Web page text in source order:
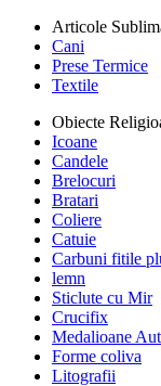
Articole
Cani
Prese Termice
Textile
Obiecte
Icoane
Candele
Brelocuri
Bratari
Coliere
Catuie
Carbuni fitile
lemn
Sticlute cu Mir
Crucifix
Medalioane
Forme coliva
Litografii